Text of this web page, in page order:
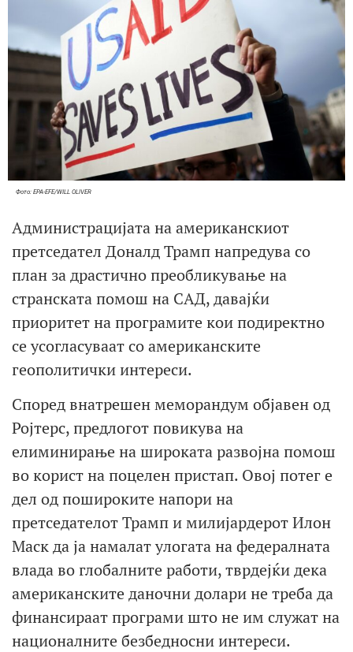
Фото: EPA-EFE/WILL OLIVER
Администрацијата на американскиот
претседател Доналд Трамп напредува со
план за драстично преобликување на
странската помош на САД, давајќи
приоритет на програмите кои подиректно
се усогласуваат со американските
геополитички интереси.
Според внатрешен меморандум објавен од
Ројтерс, предлогот повикува на
елиминирање на широката развојна помош
во корист на поцелен пристап. Овој потег е
дел од пошироките напори на
претседателот Трамп и милијардерот Илон
Маск да ја намалат улогата на федералната
влада во глобалните работи, тврдејќи дека
американските даночни долари не треба да
финансираат програми што не им служат на
националните безбедносни интереси.